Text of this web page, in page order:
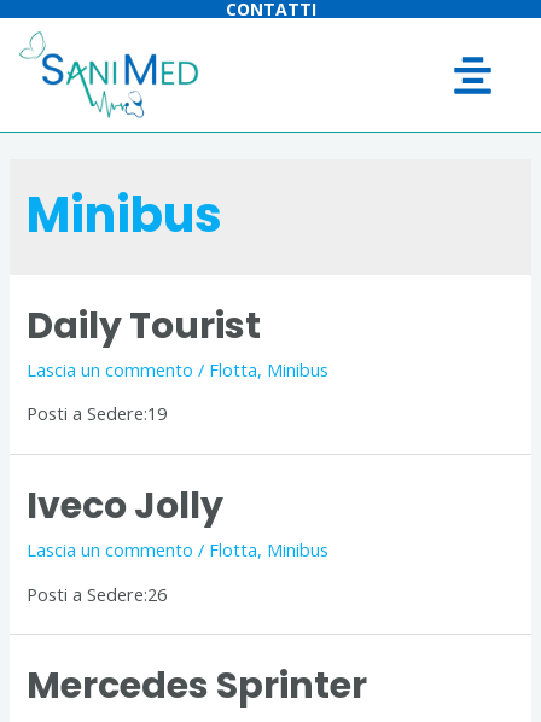
CONTATTI
Minibus
Daily Tourist
Lascia un commento / Flotta, Minibus
Posti a Sedere:19
Iveco Jolly
Lascia un commento / Flotta, Minibus
Posti a Sedere:26
Mercedes Sprinter